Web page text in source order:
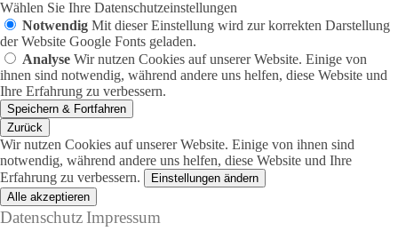
Wählen Sie Ihre Datenschutzeinstellungen
Notwendig Mit dieser Einstellung wird zur korrekten Darstellung
der Website Google Fonts geladen.
Analyse Wir nutzen Cookies auf unserer Website. Einige von
ihnen sind notwendig, während andere uns helfen, diese Website und
Ihre Erfahrung zu verbessern.
Zurück
Wir nutzen Cookies auf unserer Website. Einige von ihnen sind
notwendig, während andere uns helfen, diese Website und Ihre
Erfahrung zu verbessern.
Einstellungen ändern
Datenschutz Impressum